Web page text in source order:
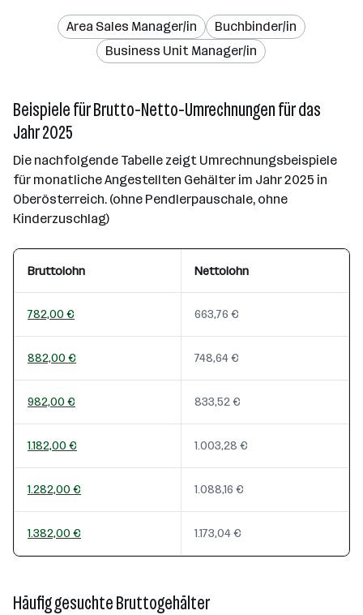
Area Sales Manager/in
Buchbinder/in
Business Unit Manager/in
Beispiele für Brutto-Netto-Umrechnungen für das
Jahr 2025
Die nachfolgende Tabelle zeigt Umrechnungsbeispiele
für monatliche Angestellten Gehälter im Jahr 2025 in
Oberösterreich. (ohne Pendlerpauschale, ohne
Kinderzuschlag)
Bruttolohn Nettolohn
782,00 € 663,76 €
882,00 € 748,64 €
982,00 € 833,52 €
1.182,00 € 1.003,28 €
1.282,00 € 1.088,16 €
1.382,00 € 1.173,04 €
Häufig gesuchte Bruttogehälter